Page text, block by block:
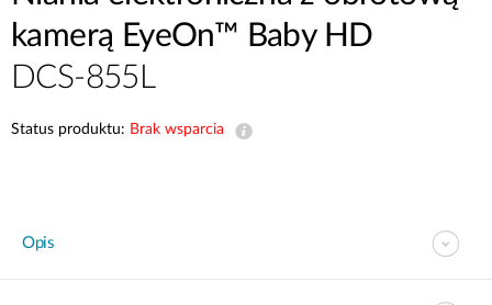
kamerą EyeOn™ Baby HD
DCS-855L
Status produktu: Brak wsparcia
Opis